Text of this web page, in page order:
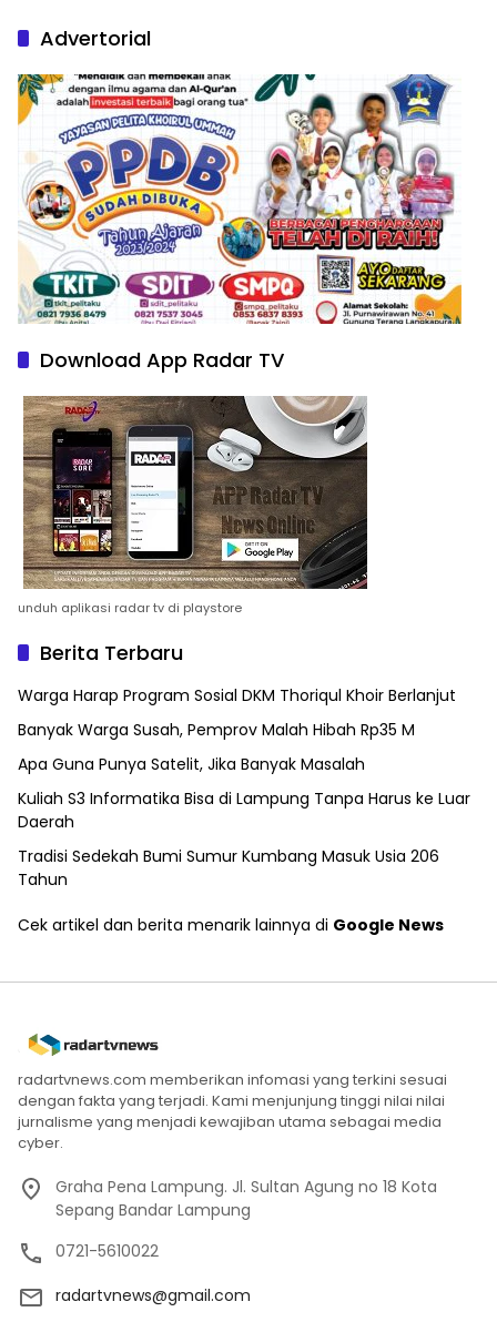
Advertorial
Download App Radar TV
unduh aplikasi radar tv di playstore
Berita Terbaru
Warga Harap Program Sosial DKM Thoriqul Khoir Berlanjut
Banyak Warga Susah, Pemprov Malah Hibah Rp35 M
Apa Guna Punya Satelit, Jika Banyak Masalah
Kuliah S3 Informatika Bisa di Lampung Tanpa Harus ke Luar
Daerah
Tradisi Sedekah Bumi Sumur Kumbang Masuk Usia 206
Tahun
Cek artikel dan berita menarik lainnya di Google News
radartvnews.com memberikan infomasi yang terkini sesuai
dengan fakta yang terjadi. Kami menjunjung tinggi nilai nilai
jurnalisme yang menjadi kewajiban utama sebagai media
cyber.
Graha Pena Lampung. Jl. Sultan Agung no 18 Kota
Sepang Bandar Lampung
0721-5610022
radartvnews@gmail.com